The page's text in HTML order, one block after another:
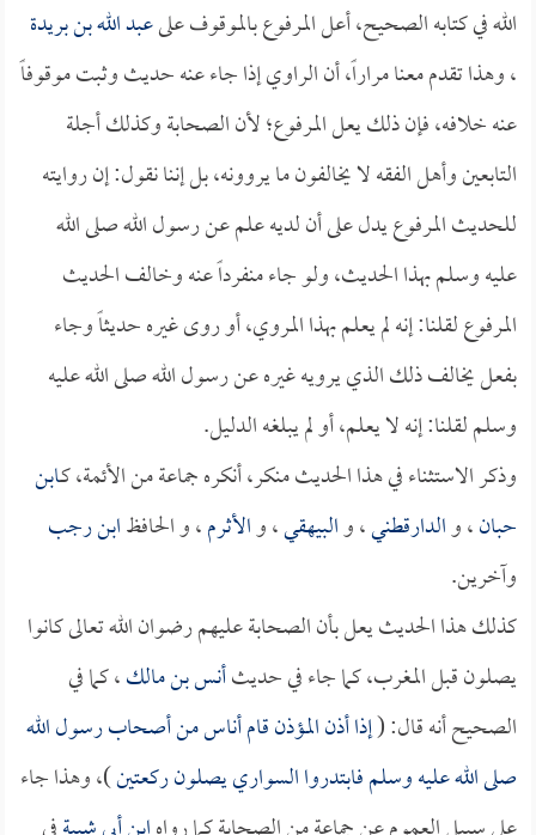
الله في كتابه الصحيح، أعل المرفوع بالموقوف علىعبد الله بن بريدة
، وهذا تقدم معنا مراراً، أن الراوي إذا جاء عنه حديث وثبت موقوفاً
عنه خلافه، فإن ذلك يعل المرفوع؛ لأن الصحابة وكذلك أجلة
التابعين وأهل الفقه لا يخالفون ما يروونه، بل إننا نقول: إن روايته
للحديث المرفوع يدل على أن لديه علم عن رسول الله صلى الله
عليه وسلم بهذا الحديث، ولو جاء منفرداً عنه وخالف الحديث
المرفوع لقلنا: إنه لم يعلم بهذا المروي، أو روى غيره حديثاً وجاء
بفعل يخالف ذلك الذي يرويه غيره عن رسول الله صلى الله عليه
وسلم لقلنا: إنه لا يعلم، أو لم يبلغه الدليل.
وذكر الاستثناء في هذا الحديث منكر، أنكره جماعة من الأئمة، كـابن
حبان، والدارقطني، والبيهقي، والأثرم، و الحافظابن رجب
وآخرين.
كذلك هذا الحديث يعل بأن الصحابة عليهم رضوان الله تعالى كانوا
يصلون قبل المغرب، كما جاء في حديثأنس بن مالك، كما في
الصحيح أنه قال: (إذا أذن المؤذن قام أناس من أصحاب رسول الله
صلى الله عليه وسلم فابتدروا السواري يصلون ركعتين)، وهذا جاء